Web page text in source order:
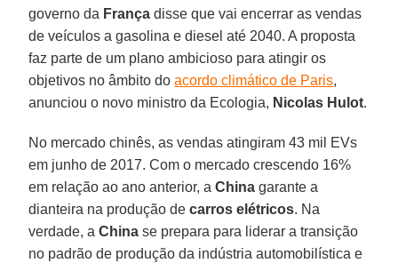
governo da França disse que vai encerrar as vendas
de veículos a gasolina e diesel até 2040. A proposta
faz parte de um plano ambicioso para atingir os
objetivos no âmbito doacordo climático de Paris,
anunciou o novo ministro da Ecologia, Nicolas Hulot.
No mercado chinês, as vendas atingiram 43 mil EVs
em junho de 2017. Com o mercado crescendo 16%
em relação ao ano anterior, aChina garante a
dianteira na produção decarros elétricos. Na
verdade, aChina se prepara para liderar a transição
no padrão de produção da indústria automobilística e